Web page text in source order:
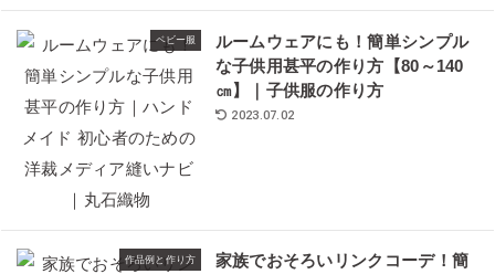
ベビー服
ルームウェアにも！簡単シンプル
な子供用甚平の作り方【80～140
㎝】｜子供服の作り方
2023.07.02
作品例と作り方
家族でおそろいリンクコーデ！簡